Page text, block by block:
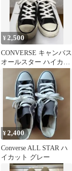
¥ 2,500
CONVERSE キャンバス
オールスター ハイカッ
ト ブラウン
¥2,400
Converse ALL STAR ハ
イカット グレー